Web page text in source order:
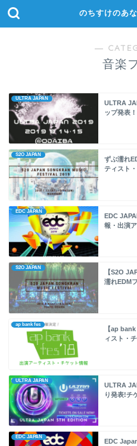
のちすけのあ
―
音楽
ULTRA JAPAN
ULTRA
ップ発表
S2O JAPAN
ずぶ濡れ
ティスト
EDC JAPAN
EDC
報・出演
S2O JAPAN
【S2O
濡れEDM
ap bank fes
【ap
ィスト・
ULTRA JAPAN
ULTRA
り発表!チ
EDC JAPAN
EDC